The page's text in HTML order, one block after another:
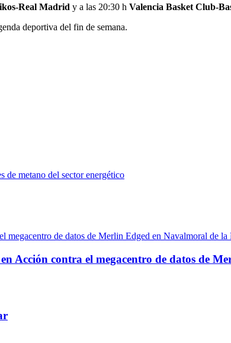
Real Madrid y a las 20:30 h Valencia Basket Club-
deportiva del fin de semana.
de metano del sector energético
Acción contra el megacentro de datos de